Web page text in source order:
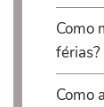
Como
férias?
Como